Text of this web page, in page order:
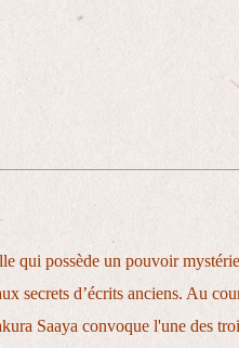
qui possède un pouvoir
secrets d’écrits anciens. Au
Saaya convoque l'une des